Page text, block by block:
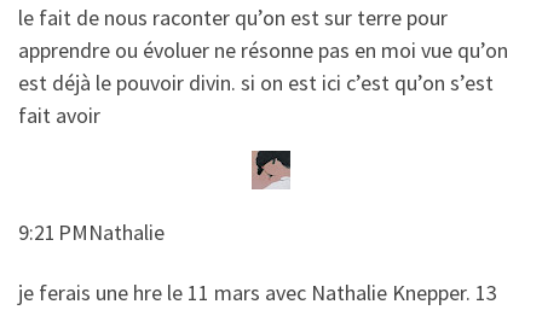
​​le fait de nous raconter qu’on est sur terre pour
apprendre ou évoluer ne résonne pas en moi vue qu’on
est déjà le pouvoir divin. si on est ici c’est qu’on s’est
fait avoir
9:21 PMNathalie
​​je ferais une hre le 11 mars avec Nathalie Knepper. 13